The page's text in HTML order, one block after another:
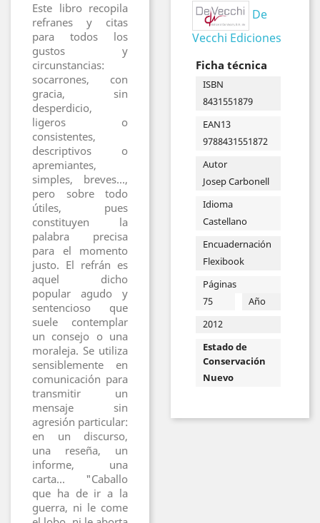
Este libro recopila
refranes y citas
para todos los
gustos y
circunstancias:
socarrones, con
gracia, sin
desperdicio,
ligeros o
consistentes,
descriptivos o
apremiantes,
simples, breves...,
pero sobre todo
útiles, pues
constituyen la
palabra precisa
para el momento
justo. El refrán es
aquel dicho
popular agudo y
sentencioso que
suele contemplar
un consejo o una
moraleja. Se utiliza
sensiblemente en
comunicación para
transmitir un
mensaje sin
agresión particular:
en un discurso,
una reseña, un
informe, una
carta... "Caballo
que ha de ir a la
guerra, ni le come
De
Vecchi Ediciones
Ficha técnica
ISBN
8431551879
EAN13
9788431551872
Autor
Josep Carbonell
Idioma
Castellano
Encuadernación
Flexibook
Páginas
75
Año
2012
Estado de
Conservación
Nuevo